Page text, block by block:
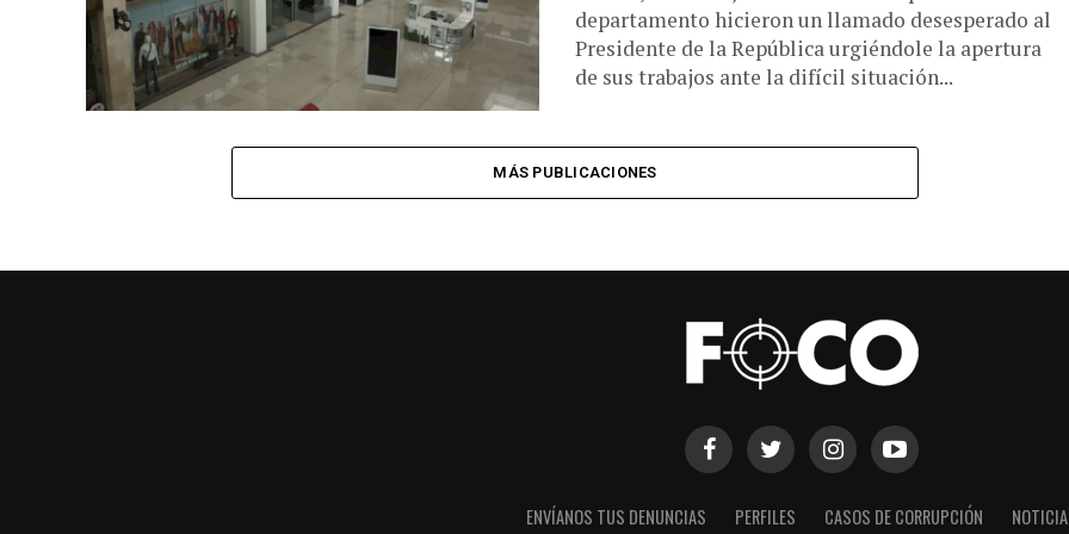
departamento hicieron un llamado desesperado al
Presidente de la República urgiéndole la apertura
de sus trabajos ante la difícil situación...
MÁS PUBLICACIONES
ENVÍANOS TUS DENUNCIAS PERFILES CASOS DE CORRUPCIÓN